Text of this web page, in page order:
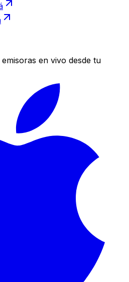
en vivo desde tu